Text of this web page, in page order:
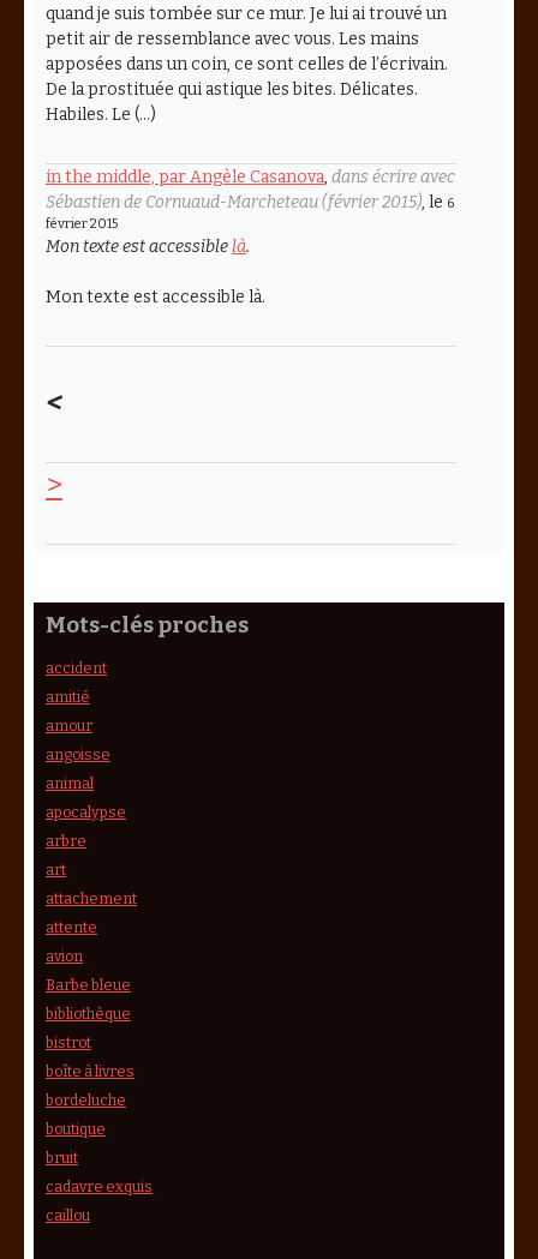
quand je suis tombée sur ce mur. Je lui ai trouvé un
petit air de ressemblance avec vous. Les mains
apposées dans un coin, ce sont celles de l’écrivain.
De la prostituée qui astique les bites. Délicates.
Habiles. Le (…)
in the middle, par Angèle Casanova, dans écrire avec
Sébastien de Cornuaud-Marcheteau (février 2015), le 6
février 2015
Mon texte est accessiblelà.
Mon texte est accessible là.
<
>
Mots-clés proches
accident
amitié
amour
angoisse
animal
apocalypse
arbre
art
attachement
attente
avion
Barbe bleue
bibliothèque
bistrot
boîte à livres
bordeluche
boutique
bruit
cadavre exquis
caillou